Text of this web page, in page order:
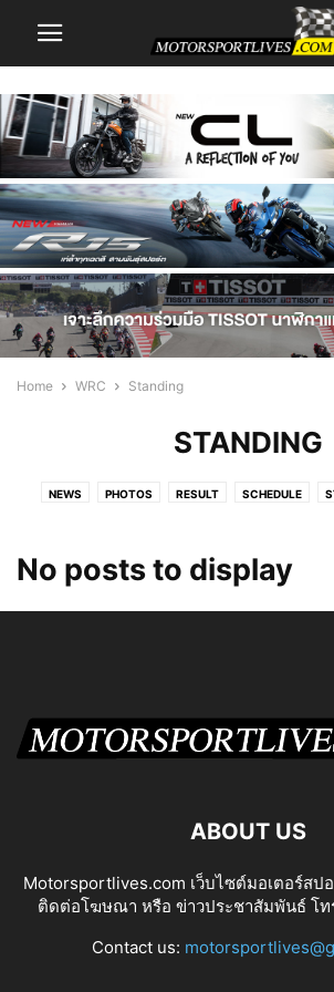
Home WRC Standing
STANDING
NEWS PHOTOS RESULT SCHEDULE
No posts to display
ABOUT US
Motorsportlives.com เว็บไซต์มอเตอร์สป
ติดต่อโฆษณา หรือ ข่าวประชาสัมพันธ์ โ
Contact us: